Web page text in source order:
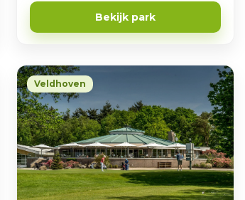
sportief speelt en ontspannen geniet.
Bekijk park
Veldhoven